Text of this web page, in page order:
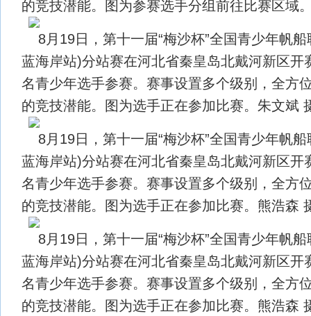
的竞技潜能。图为参赛选手分组前往比赛区域
8月19日，第十一届“梅沙杯”全国青少年帆
蓝海岸站)分站赛在河北省秦皇岛北戴河新区开
名青少年选手参赛。赛事设置多个级别，全方
的竞技潜能。图为选手正在参加比赛。朱文斌
8月19日，第十一届“梅沙杯”全国青少年帆
蓝海岸站)分站赛在河北省秦皇岛北戴河新区开
名青少年选手参赛。赛事设置多个级别，全方
的竞技潜能。图为选手正在参加比赛。熊浩森
8月19日，第十一届“梅沙杯”全国青少年帆
蓝海岸站)分站赛在河北省秦皇岛北戴河新区开
名青少年选手参赛。赛事设置多个级别，全方
的竞技潜能。图为选手正在参加比赛。熊浩森